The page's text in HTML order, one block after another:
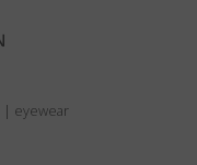
| eyewear